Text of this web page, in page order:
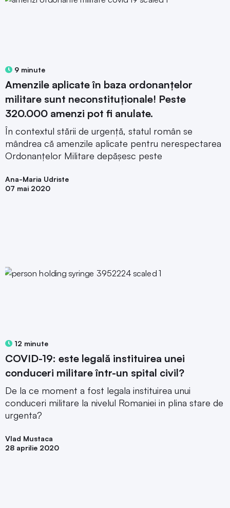
9 minute
Amenzile aplicate în baza ordonanțelor
militare sunt neconstituționale! Peste
320.000 amenzi pot fi anulate.
În contextul stării de urgență, statul român se
mândrea că amenzile aplicate pentru nerespectarea
Ordonanțelor Militare depășesc peste
Ana-Maria Udriste
07 mai 2020
12 minute
COVID-19: este legală instituirea unei
conduceri militare într-un spital civil?
De la ce moment a fost legala instituirea unui
conduceri militare la nivelul Romaniei in plina stare de
urgenta?
Vlad Mustaca
28 aprilie 2020